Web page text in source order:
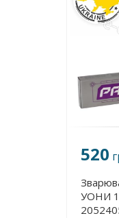
520
УОНИ